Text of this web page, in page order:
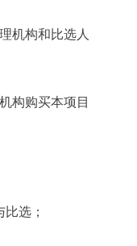
机构和比选人
构购买本项目
选；